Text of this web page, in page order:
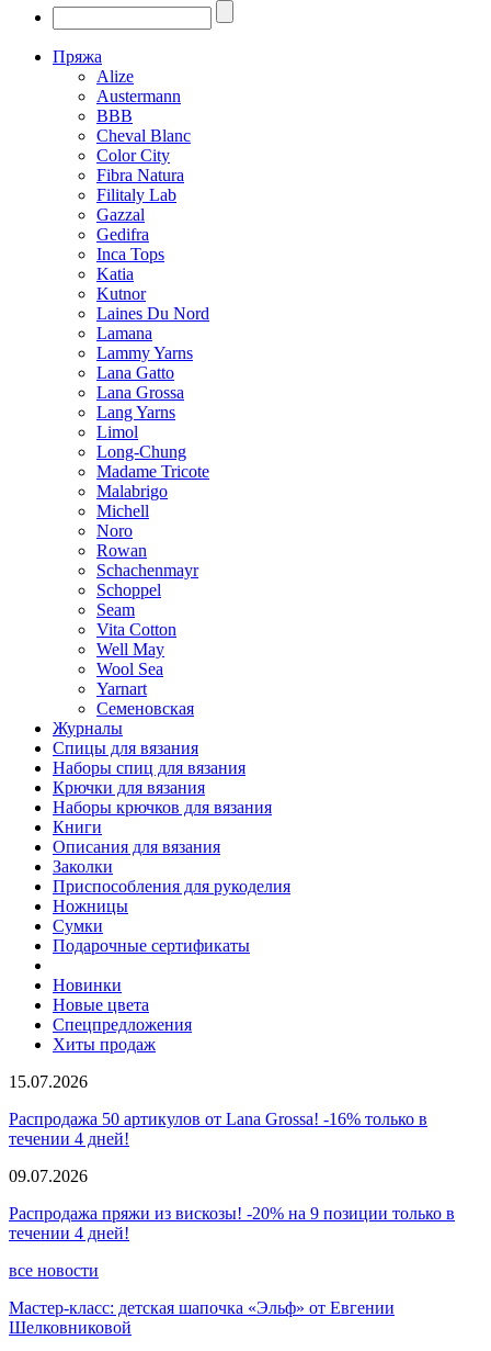
Пряжа
Alize
Austermann
BBB
Cheval Blanc
Color City
Fibra Natura
Filitaly Lab
Gazzal
Gedifra
Inca Tops
Katia
Kutnor
Laines Du Nord
Lamana
Lammy Yarns
Lana Gatto
Lana Grossa
Lang Yarns
Limol
Long-Chung
Madame Tricote
Malabrigo
Michell
Noro
Rowan
Schachenmayr
Schoppel
Seam
Vita Cotton
Well May
Wool Sea
Yarnart
Семеновская
Журналы
Спицы для вязания
Наборы спиц для вязания
Крючки для вязания
Наборы крючков для вязания
Книги
Описания для вязания
Заколки
Приспособления для рукоделия
Ножницы
Сумки
Подарочные сертификаты
Новинки
Новые цвета
Спецпредложения
Хиты продаж
15.07.2026
Распродажа 50 артикулов от Lana Grossa! -16% только в
течении 4 дней!
09.07.2026
Распродажа пряжи из вискозы! -20% на 9 позиции только в
течении 4 дней!
все новости
Мастер-класс: детская шапочка «Эльф» от Евгении
Шелковниковой